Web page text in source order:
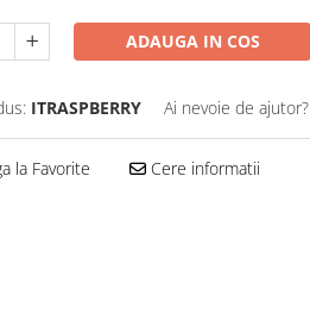
ADAUGA IN COS
ITRASPBERRY Ai nevoie de ajutor?
la Favorite Cere informatii